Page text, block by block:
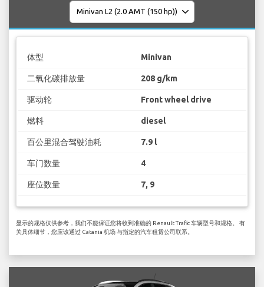
体型 Minivan
二氧化碳排放量 208 g/km
驱动轮 Front wheel drive
燃料 diesel
百公里混合驾驶油耗 7.9 l
车门数量 4
座位数量 7, 9
显示的规格仅供参考，我们不能保证您将收到准确的 Renault Trafic 车辆型号和规格。 有
关具体细节，您应该通过 Catania 机场 与指定的汽车租赁公司联系。